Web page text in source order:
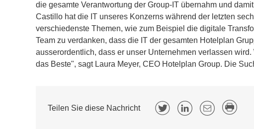
die gesamte Verantwortung der Group-IT übernahm und
Castillo hat die IT unseres Konzerns während der letzten
verschiedenste Themen, wie zum Beispiel die digitale
Team zu verdanken, dass die IT der gesamten Hotelplan
ausserordentlich, dass er unser Unternehmen verlassen
das Beste", sagt Laura Meyer, CEO Hotelplan Group. Die
Teilen Sie diese Nachricht